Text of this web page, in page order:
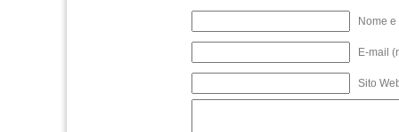
Nome
E-mail
Sito